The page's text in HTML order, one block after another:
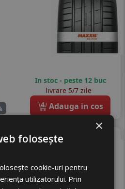
In stoc - peste 12 buc
livrare 5/7 zile
4 Adauga in cos
×
folosește
cookie-uri pentru
utilizatorului. Prin